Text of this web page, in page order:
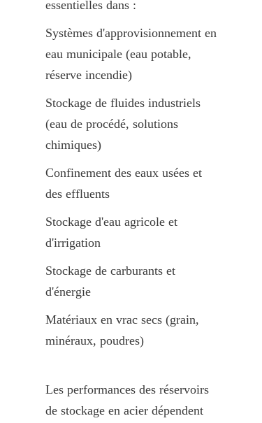
essentielles dans :
Systèmes d'approvisionnement en
eau municipale (eau potable,
réserve incendie)
Stockage de fluides industriels
(eau de procédé, solutions
chimiques)
Confinement des eaux usées et
des effluents
Stockage d'eau agricole et
d'irrigation
Stockage de carburants et
d'énergie
Matériaux en vrac secs (grain,
minéraux, poudres)
Les performances des réservoirs
de stockage en acier dépendent